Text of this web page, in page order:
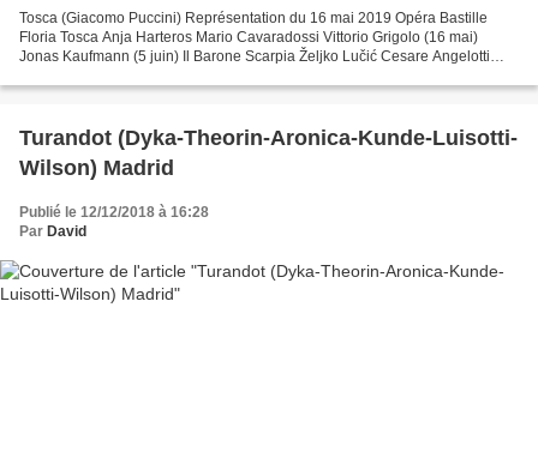
Tosca (Giacomo Puccini) Représentation du 16 mai 2019 Opéra Bastille
Floria Tosca Anja Harteros Mario Cavaradossi Vittorio Grigolo (16 mai)
Jonas Kaufmann (5 juin) Il Barone Scarpia Željko Lučić Cesare Angelotti
Turandot (Dyka-Theorin-Aronica-Kunde-Luisotti-
Wilson) Madrid
Publié le 12/12/2018 à 16:28
Par David